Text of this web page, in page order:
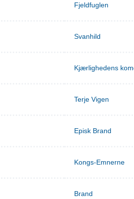
Fjeldfuglen
Svanhild
Kjærlighedens
Terje Vigen
Episk Brand
Kongs-Emnerne
Brand